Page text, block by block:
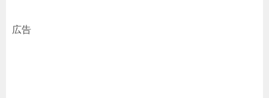
広告